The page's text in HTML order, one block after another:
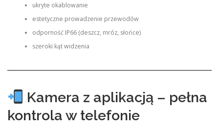
ukryte okablowanie
estetyczne prowadzenie przewodów
odporność IP66 (deszcz, mróz, słońce)
szeroki kąt widzenia
Kamera z aplikacją – pełna
kontrola w telefonie